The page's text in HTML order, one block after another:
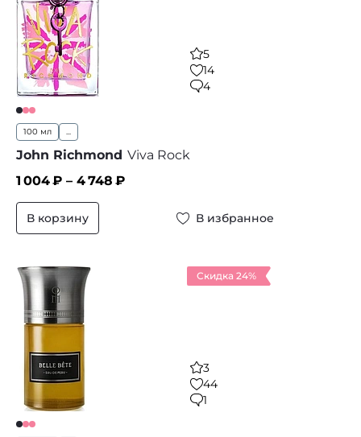
5
14
4
100 мл ...
John Richmond Viva Rock
1 004₽ – 4 748 ₽
В корзину В избранное
Скидка 24%
3
44
1